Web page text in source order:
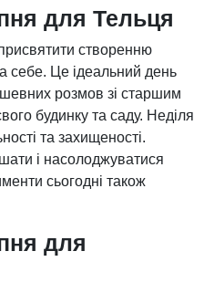
для Тельця
створенню
себе. Це ідеальний день
розмов зі старшим
будинку та саду. Неділя
та захищеності.
і насолоджуватися
сьогодні також
для